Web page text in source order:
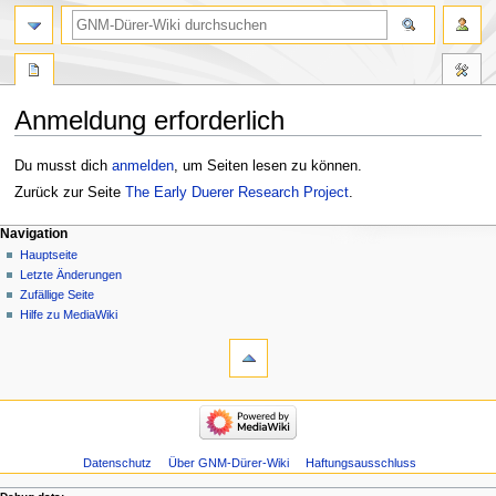
Anmeldung erforderlich
Zur
Navigation
Zur
Suche
Du musst dich anmelden, um Seiten lesen zu können.
Zurück zur Seite The Early Duerer Research Project.
Navigation
Hauptseite
Letzte Änderungen
Zufällige Seite
Hilfe zu MediaWiki
Datenschutz Über GNM-Dürer-Wiki Haftungsausschluss